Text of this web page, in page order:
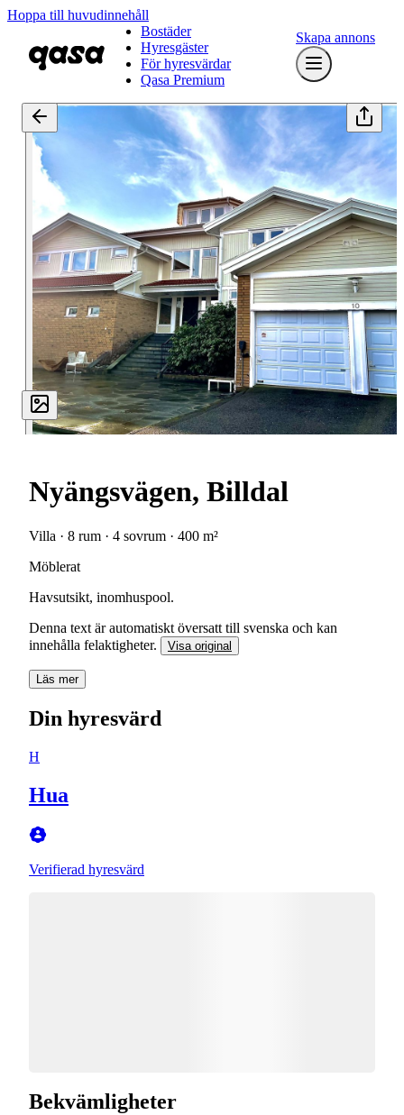
Hoppa till huvudinnehåll
Bostäder
Hyresgäster
För hyresvärdar
Qasa Premium
Skapa annons
Nyängsvägen, Billdal
Villa · 8 rum · 4 sovrum · 400 m²
Möblerat
Havsutsikt, inomhuspool.
Denna text är automatiskt översatt till svenska och kan
innehålla felaktigheter.
Visa original
Läs mer
Din hyresvärd
H
Hua
Verifierad hyresvärd
Bekvämligheter